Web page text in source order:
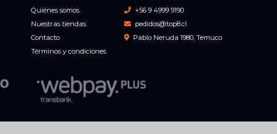
Quiénes somos
Nuestras tiendas
Contacto
Términos y condiciones
+56 9 4999 9190
pedidos@top8.cl
Pablo Neruda 1980, Temuco